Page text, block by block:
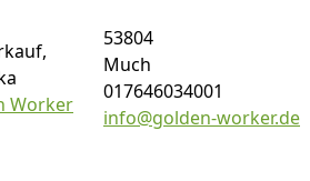
Worker
53804
Much
017646034001
info@golden-worker.de